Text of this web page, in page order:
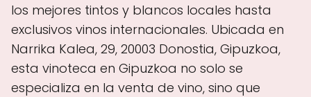
los mejores tintos y blancos locales hasta
exclusivos vinos internacionales. Ubicada en
Narrika Kalea, 29, 20003 Donostia, Gipuzkoa,
esta vinoteca en Gipuzkoa no solo se
especializa en la venta de vino, sino que